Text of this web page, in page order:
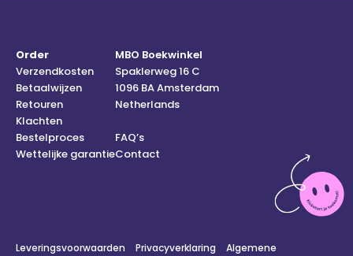
Order
Verzendkosten
Betaalwijzen
Retouren
Klachten
Bestelproces
Wettelijke garantie
MBO Boekwinkel
Spaklerweg 16 C
1096 BA Amsterdam
Netherlands
FAQ’s
Contact
Leveringsvoorwaarden Privacyverklaring
Algemene